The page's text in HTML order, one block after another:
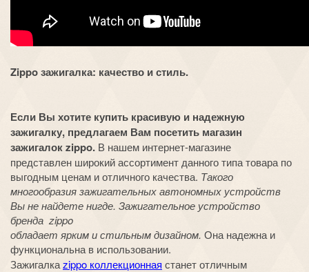
Zippo зажигалка: качество и стиль.
Если Вы хотите купить красивую и надежную
зажигалку, предлагаем Вам посетить магазин
зажигалок zippo. В нашем интернет-магазине
представлен широкий ассортимент данного типа товара по
выгодным ценам и отличного качества. Такого
многообразия зажигательных автономных устройств
Вы не найдете нигде. Зажигательное устройство
бренда zippo
обладает ярким и стильным дизайном. Она надежна и
функциональна в использовании.
Зажигалкаzippo коллекционная станет отличным